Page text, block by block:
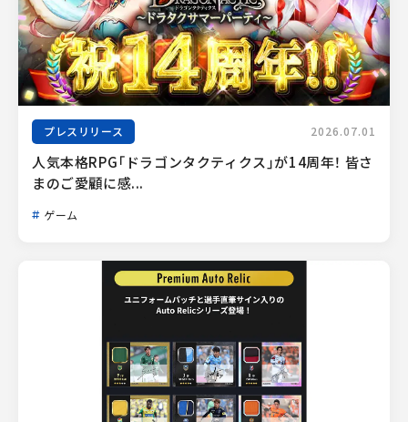
プレスリリース 2026.07.01
人気本格RPG「ドラゴンタクティクス」が14周年！ 皆さ
まのご愛顧に感...
ゲーム